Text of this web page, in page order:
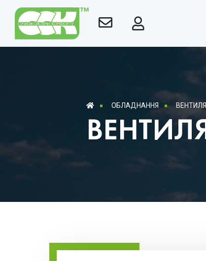
ОБЛАДНАННЯ